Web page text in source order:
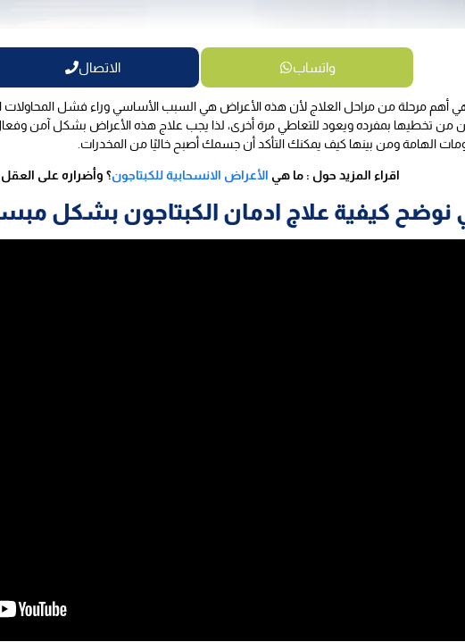
واتساب الاتصال
هي أهم مرحلة من مراحل العلاج لأن هذه الأعراض هي السبب الأساسي وراء فشل المحاولات
من تخطيها بمفرده ويعود للتعاطي مرة أخرى، لذا يجب علاج هذه الأعراض بشكل آمن
الهامة ومن بينها كيف يمكنك التأكد أن جسمك أصبح خاليًا من المخدرات.
اقراء المزيد حول : ما هي الأعراض الانسحابية للكبتاجون؟ وأضراره على العقل
نوضح كيفية علاج ادمان الكبتاجون بشكل